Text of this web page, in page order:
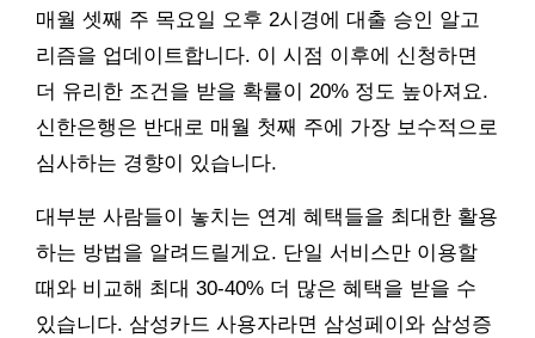
매월 셋째 주 목요일 오후 2시경에 대출 승인 알고
리즘을 업데이트합니다. 이 시점 이후에 신청하면
더 유리한 조건을 받을 확률이 20% 정도 높아져요.
신한은행은 반대로 매월 첫째 주에 가장 보수적으로
심사하는 경향이 있습니다.
대부분 사람들이 놓치는 연계 혜택들을 최대한 활용
하는 방법을 알려드릴게요. 단일 서비스만 이용할
때와 비교해 최대 30-40% 더 많은 혜택을 받을 수
있습니다. 삼성카드 사용자라면 삼성페이와 삼성증